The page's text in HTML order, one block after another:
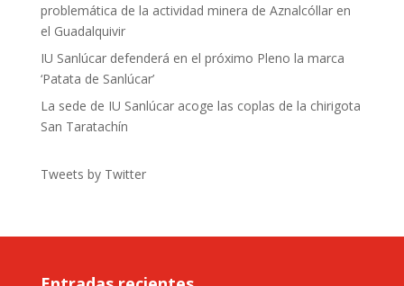
problemática de la actividad minera de Aznalcóllar en
el Guadalquivir
IU Sanlúcar defenderá en el próximo Pleno la marca
‘Patata de Sanlúcar’
La sede de IU Sanlúcar acoge las coplas de la chirigota
San Taratachín
Tweets by Twitter